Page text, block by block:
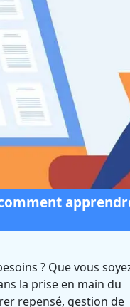
? Que vous
la prise en main du
repensé, gestion de